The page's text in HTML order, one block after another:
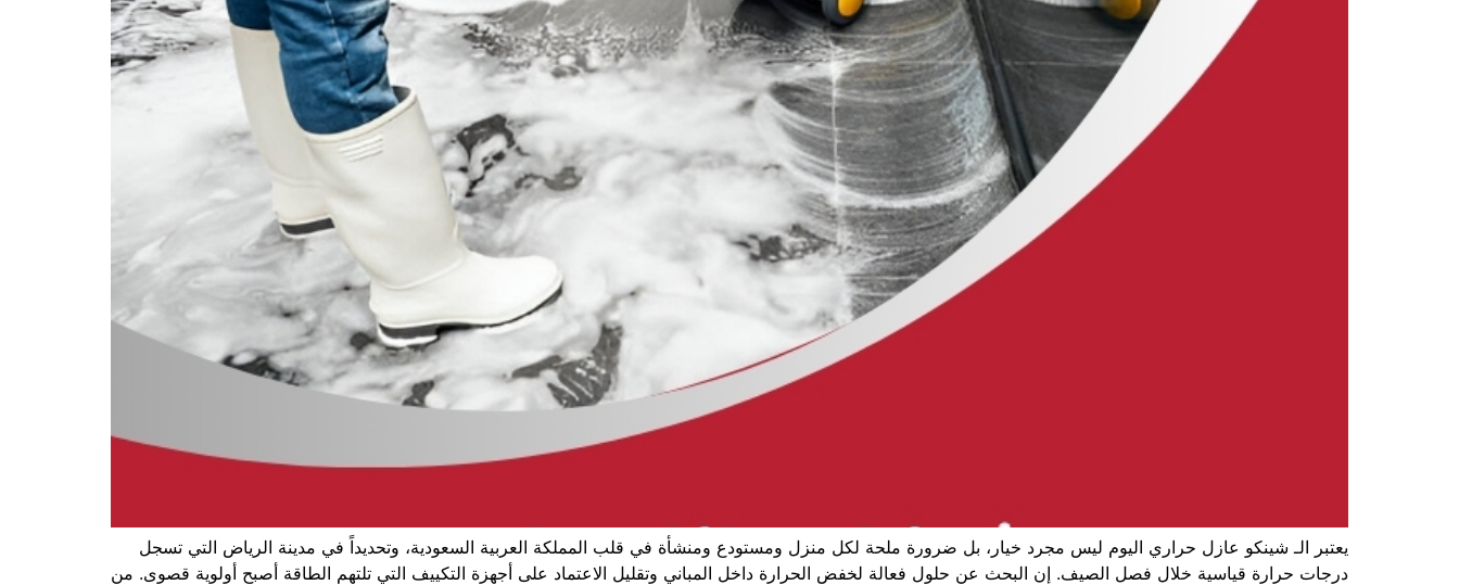
يعتبر الـ شينكو عازل حراري اليوم ليس مجرد خيار، بل ضرورة ملحة لكل منزل ومستودع ومنشأة في قلب المملكة العربية السعودية، وتحديداً في مدينة الرياض التي تسجل
درجات حرارة قياسية خلال فصل الصيف. إن البحث عن حلول فعالة لخفض الحرارة داخل المباني وتقليل الاعتماد على أجهزة التكييف التي تلتهم الطاقة أصبح أولوية قصوى. من